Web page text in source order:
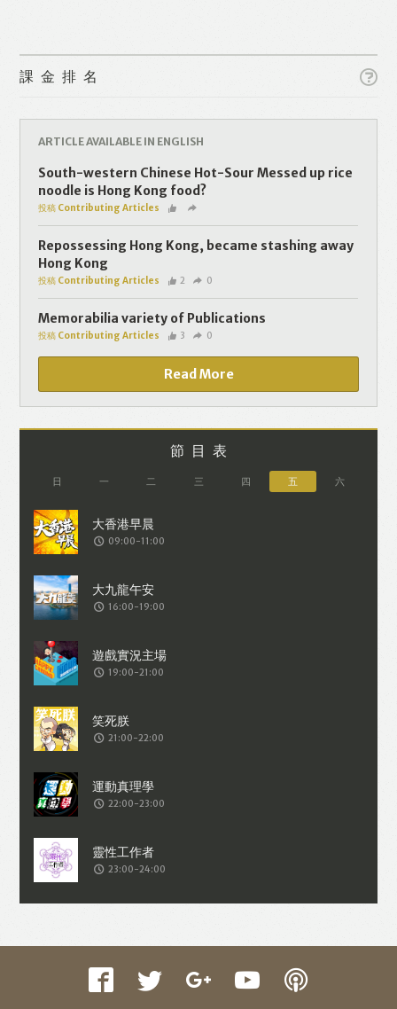
Like Facebook Twitter Line
WhatsApp Email Print
保留隨時增減本付費服務內容的權利，包
括但不限於漫畫、節目、小說等欄目及內
將你的個人資料與從商業夥伴或其他公司
取得的資料結合，但不會出租、出售、或
透露你的個人資料予他人或非附屬公司。
個人資料將用於提供更適合你的廣告及網
頁內容、評估與改善我們的服務、聯絡你
或進行不記名的 究調查。所得資料亦只會
用於所述指定用途。除非所作用途為法例
容許或屬法例規定，否則未經你事先同
意，你的個人資料不會作其他用途。如果
決定提供個人資料，即表示您同意我們將
該資料傳送並儲存。 熱血時報會根據用戶
廣告目標人士的標準），而發送目標廣
告。不會因為你與廣告作出互動或觀看一
個目標廣告而向廣告客戶提供任何用戶的
個人資料。 但如果你觀看或與該廣告作出
互動，則表示你同意廣告客戶有可能假設
你符合該廣告目標客戶群的標準。熱血時
報並會根據你在交易平台（如PAYPAL），
問答、爭執或與帳戶相關的物品或內
容）。
課金排名
ARTICLE AVAILABLE IN ENGLISH
South-western Chinese Hot-Sour Messed up rice
noodle is Hong Kong food?
投稿 Contributing Articles
Repossessing Hong Kong, became stashing away
Hong Kong
投稿 Contributing Articles 2 0
Memorabilia variety of Publications
投稿 Contributing Articles 3 0
Read More
節目表
日 一 二 三 四 五 六
09:00-11:00
16:00-19:00
19:00-21:00
21:00-22:00
22:00-23:00
23:00-24:00